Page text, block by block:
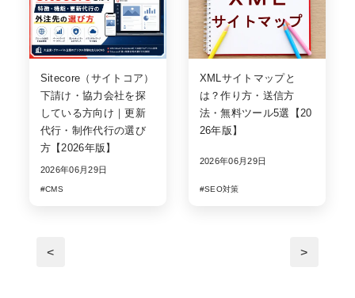
Sitecore（サイトコア）
下請け・協力会社を探
している方向け｜更新
代行・制作代行の選び
方【2026年版】
2026年06月29日
#CMS
XMLサイトマップと
は？作り方・送信方
法・無料ツール5選【20
26年版】
2026年06月29日
#SEO対策
< >